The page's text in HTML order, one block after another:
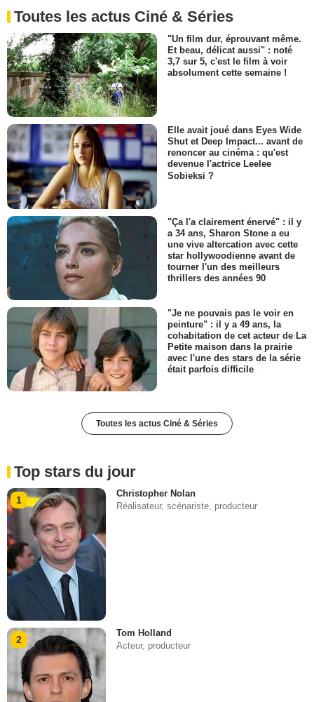
Toutes les actus Ciné & Séries
"Un film dur, éprouvant même.
Et beau, délicat aussi" : noté
3,7 sur 5, c'est le film à voir
absolument cette semaine !
Elle avait joué dans Eyes Wide
Shut et Deep Impact... avant de
renoncer au cinéma : qu'est
devenue l'actrice Leelee
Sobieksi ?
"Ça l'a clairement énervé" : il y
a 34 ans, Sharon Stone a eu
une vive altercation avec cette
star hollywoodienne avant de
tourner l'un des meilleurs
thrillers des années 90
"Je ne pouvais pas le voir en
peinture" : il y a 49 ans, la
cohabitation de cet acteur de La
Petite maison dans la prairie
avec l'une des stars de la série
était parfois difficile
Toutes les actus Ciné & Séries
Top stars du jour
1
Christopher Nolan
Réalisateur, scénariste, producteur
2
Tom Holland
Acteur, producteur